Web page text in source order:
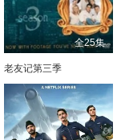
全25集
老友记第三季